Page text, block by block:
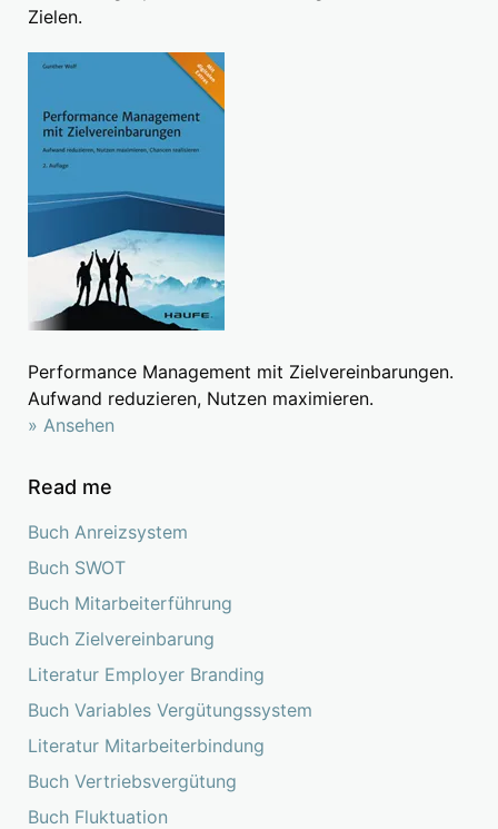
Zielen.
Performance Management mit Zielvereinbarungen.
Aufwand reduzieren, Nutzen maximieren.
» Ansehen
Read me
Buch Anreizsystem
Buch SWOT
Buch Mitarbeiterführung
Buch Zielvereinbarung
Literatur Employer Branding
Buch Variables Vergütungssystem
Literatur Mitarbeiterbindung
Buch Vertriebsvergütung
Buch Fluktuation